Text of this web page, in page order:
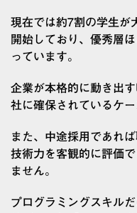
現在では約7割の学生が
開始しており、優秀層
っています。
企業が本格的に動き出
社に確保されているケ
また、中途採用であれ
技術力を客観的に評価
ません。
プログラミングスキル